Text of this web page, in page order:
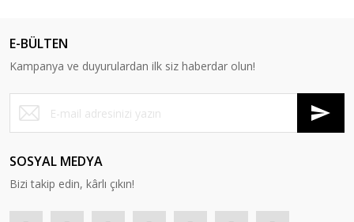
E-BÜLTEN
Kampanya ve duyurulardan ilk siz haberdar olun!
SOSYAL MEDYA
Bizi takip edin, kârlı çıkın!